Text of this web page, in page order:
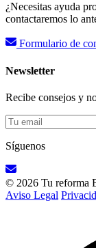
¿Necesitas ayuda
contactaremos lo
Formulario de
Newsletter
Recibe consejos y
Síguenos
© 2026 Tu reforma
Aviso Legal